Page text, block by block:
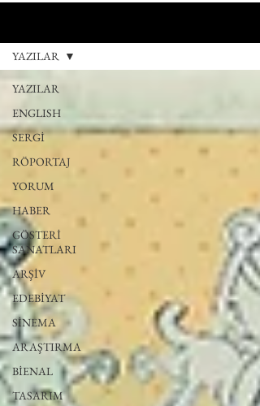
YAZILAR
ENGLISH
SERGİ
RÖPORTAJ
YORUM
HABER
GÖSTERİ
SANATLARI
ARŞİV
EDEBİYAT
SİNEMA
ARAŞTIRMA
BİENAL
TASARIM
YAZILAR